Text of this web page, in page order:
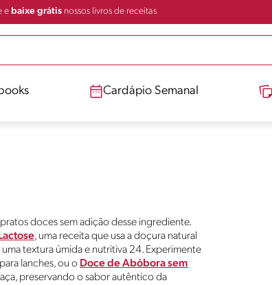
e baixe grátisnossos livros de receitas
Cardápio Semanal
doces sem adição desse ingrediente.
, uma receita que usa a doçura natural
textura úmida e nutritiva 24. Experimente
lanches, ou o Doce de Abóbora sem
preservando o sabor autêntico da